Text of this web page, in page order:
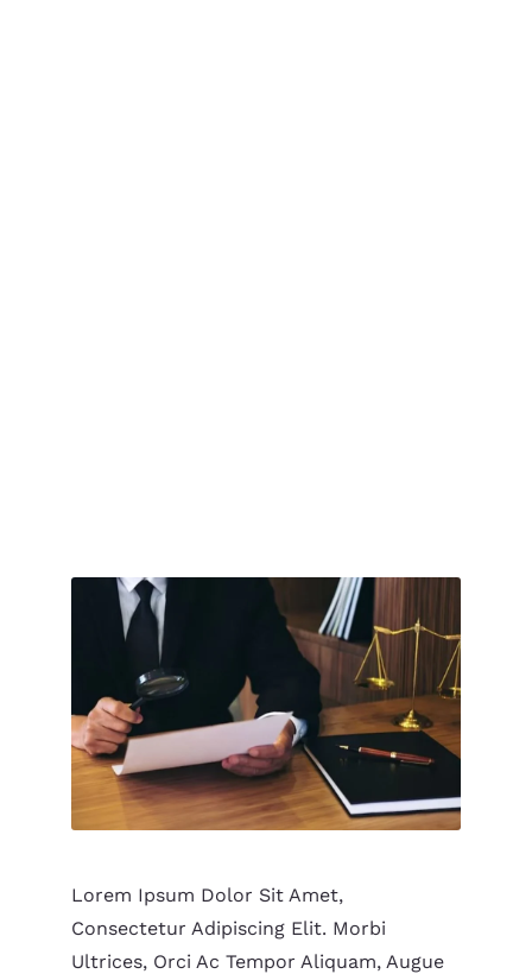
Lorem Ipsum Dolor Sit Amet,
Consectetur Adipiscing Elit. Morbi
Ultrices, Orci Ac Tempor Aliquam, Augue